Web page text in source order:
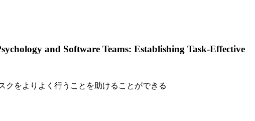
and Software Teams: Establishing Task-Effective
クをよりよく行うことを助けることができる